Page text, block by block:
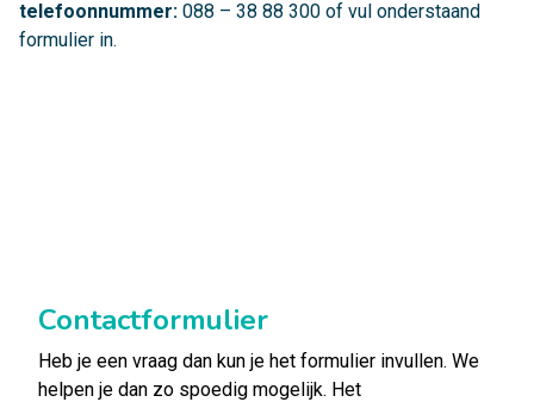
telefoonnummer: 088 – 38 88 300 of vul onderstaand
formulier in.
Contactformulier
Heb je een vraag dan kun je het formulier invullen. We
helpen je dan zo spoedig mogelijk. Het